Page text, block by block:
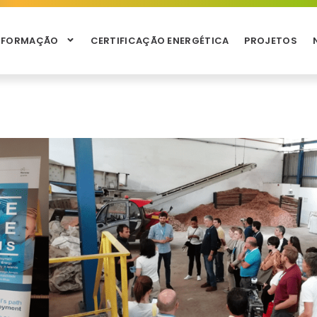
CERTIFICAÇÃO ENERGÉTICA PROJETOS